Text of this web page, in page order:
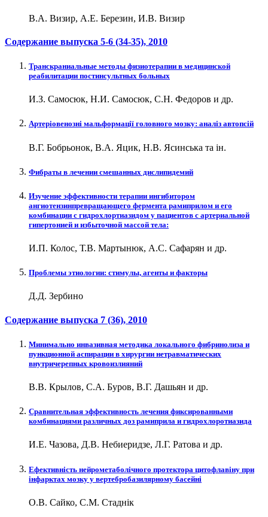
В.А. Визир, А.Е. Березин, И.В. Визир
Содержание выпуска 5-6 (34-35), 2010
Транскраниальные методы физиотерапии в медицинской
реабилитации постинсультных больных
И.З. Самосюк, Н.И. Самосюк, С.Н. Федоров и др.
Артеріовенозні мальформації головного мозку: аналіз автопсій
В.Г. Бобрьонок, В.А. Яцик, Н.В. Ясинська та ін.
Фибраты в лечении смешанных дислипидемий
Изучение эффективности терапии ингибитором
ангиотензинпревращающего фермента рамиприлом и его
комбинации с гидрохлортиазидом у пациентов с артериальной
гипертонией и избыточной массой тела:
И.П. Колос, Т.В. Мартынюк, А.С. Сафарян и др.
Проблемы этиологии: стимулы, агенты и факторы
Д.Д. Зербино
Содержание выпуска 7 (36), 2010
Минимально инвазивная методика локального фибринолиза и
пункционной аспирации в хирургии нетравматических
внутричерепных кровоизлияний
В.В. Крылов, С.А. Буров, В.Г. Дашьян и др.
Сравнительная эффективность лечения фиксированными
комбинациями различных доз рамиприла и гидрохлоротиазида
И.Е. Чазова, Д.В. Небиеридзе, Л.Г. Ратова и др.
Ефективність нейрометаболічного протектора цитофлавіну при
інфарктах мозку у вертебробазилярному басейні
О.В. Сайко, С.М. Стаднік